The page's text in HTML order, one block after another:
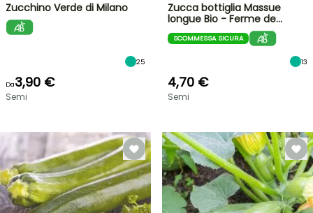
FLASH
FINO
AL
30%
Zucchino Verde di Milano
25
Da3,90 €
Semi
Zucca bottiglia Massue
longue Bio - Ferme de…
SCOMMESSA SICURA
13
4,70 €
Semi